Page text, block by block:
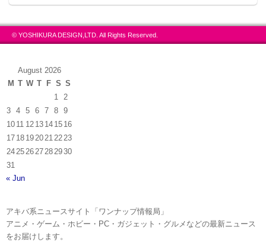
© YOSHIKURA DESIGN,LTD. All Rights Reserved.
August 2026
M T W T F S S
1
2
3
4 5 6 7 8
9
10 11 12 13 14 15 16
17 18 19 20 21 22 23
24 25 26 27 28 2930
31
« Jun
アキバ系ニュースサイト「ワンナップ情報局」
アニメ・ゲーム・ホビー・PC・ガジェット・グルメなどの最新ニュース
をお届けします。